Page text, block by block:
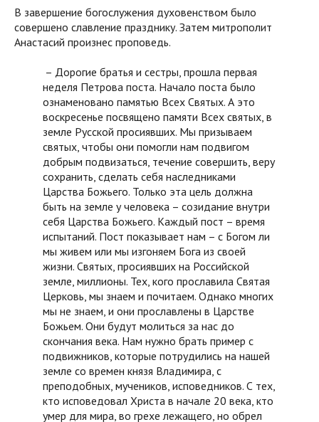
В завершение богослужения духовенством было
совершено славление празднику. Затем митрополит
Анастасий произнес проповедь.
– Дорогие братья и сестры, прошла первая
неделя Петрова поста. Начало поста было
ознаменовано памятью Всех Святых. А это
воскресенье посвящено памяти Всех святых, в
земле Русской просиявших. Мы призываем
святых, чтобы они помогли нам подвигом
добрым подвизаться, течение совершить, веру
сохранить, сделать себя наследниками
Царства Божьего. Только эта цель должна
быть на земле у человека – созидание внутри
себя Царства Божьего. Каждый пост – время
испытаний. Пост показывает нам – с Богом ли
мы живем или мы изгоняем Бога из своей
жизни. Святых, просиявших на Российской
земле, миллионы. Тех, кого прославила Святая
Церковь, мы знаем и почитаем. Однако многих
мы не знаем, и они прославлены в Царстве
Божьем. Они будут молиться за нас до
скончания века. Нам нужно брать пример с
подвижников, которые потрудились на нашей
земле со времен князя Владимира, с
преподобных, мучеников, исповедников. С тех,
кто исповедовал Христа в начале 20 века, кто
умер для мира, во грехе лежащего, но обрел